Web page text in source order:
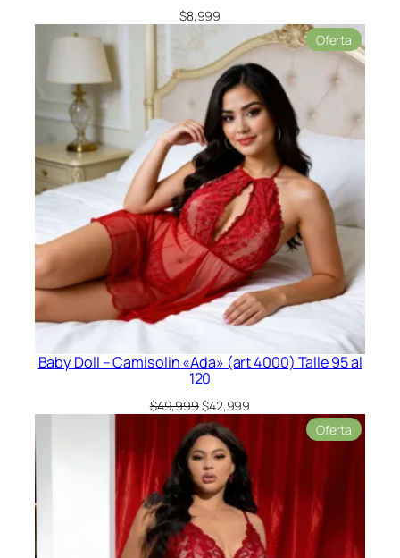
$8,999
Oferta
en
oferta
Baby Doll – Camisolin «Ada» (art 4000) Talle 95 al
120
$49,999El
precio
original
era:
$49,999.
$42,999
$42,999.
Oferta
en